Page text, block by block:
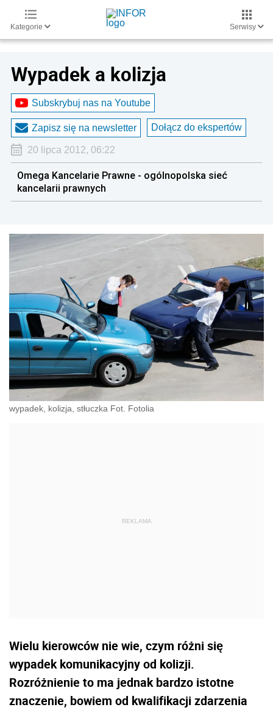
Kategorie Serwisy
Wypadek a kolizja
Subskrybuj nas na Youtube
Zapisz się na newsletter Dołącz do ekspertów
20 lipca 2012, 06:22
Omega Kancelarie Prawne - ogólnopolska sieć
kancelarii prawnych
wypadek, kolizja, stłuczka Fot. Fotolia
Wielu kierowców nie wie, czym różni się
wypadek komunikacyjny od kolizji.
Rozróżnienie to ma jednak bardzo istotne
znaczenie, bowiem od kwalifikacji zdarzenia